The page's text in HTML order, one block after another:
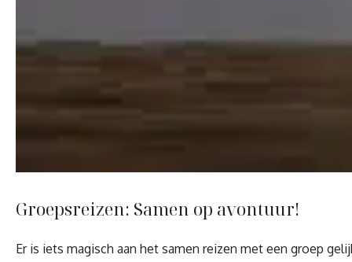
Groepsreizen: Samen op avontuur!
Er is iets magisch aan het samen reizen met een groep